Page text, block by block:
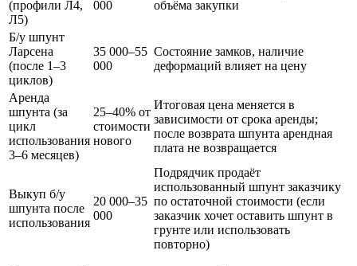
(профили Л4,
Л5)
000
объёма закупки
Б/у шпунт
Ларсена
(после 1–3
циклов)
35 000–55
000
Состояние замков, наличие
деформаций влияет на цену
Аренда
шпунта (за
цикл
использования
3–6 месяцев)
25–40% от
стоимости
нового
Итоговая цена меняется в
зависимости от срока аренды;
после возврата шпунта арендная
плата не возвращается
Выкуп б/у
шпунта после
использования
20 000–35
000
Подрядчик продаёт
использованный шпунт заказчику
по остаточной стоимости (если
заказчик хочет оставить шпунт в
грунте или использовать
повторно)